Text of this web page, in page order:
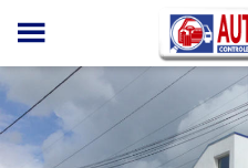
Panneau de gestion des cookies